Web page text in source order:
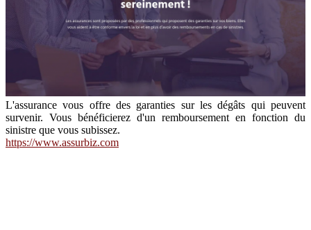
L'assurance vous offre des garanties sur les dégâts qui peuvent
survenir. Vous bénéficierez d'un remboursement en fonction du
sinistre que vous subissez.
https://www.assurbiz.com